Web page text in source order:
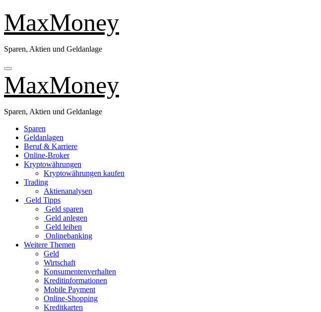
Inhalten
springen
MaxMoney
Sparen, Aktien und Geldanlage
MaxMoney
Sparen, Aktien und Geldanlage
Sparen
Geldanlagen
Beruf & Karriere
Online-Broker
Kryptowährungen
Kryptowährungen kaufen
Trading
Aktienanalysen
Geld Tipps
Geld sparen
Geld anlegen
Geld leihen
Onlinebanking
Weitere Themen
Geld
Wirtschaft
Konsumentenverhalten
Kreditinformationen
Mobile Payment
Online-Shopping
Kreditkarten